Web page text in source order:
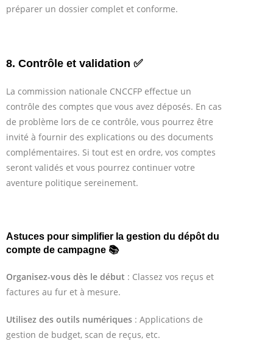
préparer un dossier complet et conforme.
8. Contrôle et validation ✅
La commission nationale CNCCFP effectue un
contrôle des comptes que vous avez déposés. En cas
de problème lors de ce contrôle, vous pourrez être
invité à fournir des explications ou des documents
complémentaires. Si tout est en ordre, vos comptes
seront validés et vous pourrez continuer votre
aventure politique sereinement.
Astuces pour simplifier la gestion du dépôt du
compte de campagne 📚
Organisez-vous dès le début : Classez vos reçus et
factures au fur et à mesure.
Utilisez des outils numériques : Applications de
gestion de budget, scan de reçus, etc.